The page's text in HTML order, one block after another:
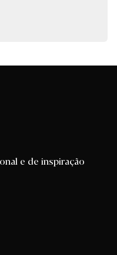
e de inspiração